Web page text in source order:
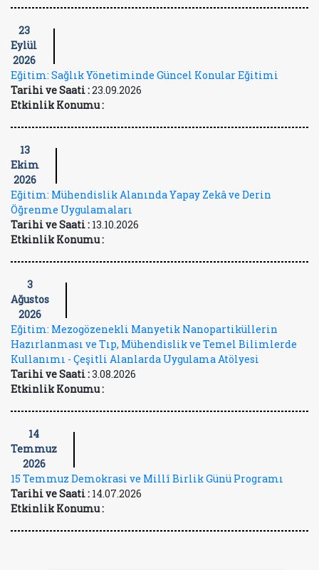
23
Eylül
2026
Eğitim: Sağlık Yönetiminde Güncel Konular Eğitimi
Tarihi ve Saati :23.09.2026
Etkinlik Konumu :
13
Ekim
2026
Eğitim: Mühendislik Alanında Yapay Zekâ ve Derin
Öğrenme Uygulamaları
Tarihi ve Saati : 13.10.2026
Etkinlik Konumu :
3
Ağustos
2026
Eğitim: Mezogözenekli Manyetik Nanopartiküllerin
Hazırlanması ve Tıp, Mühendislik ve Temel Bilimlerde
Kullanımı - Çeşitli Alanlarda Uygulama Atölyesi
Tarihi ve Saati :3.08.2026
Etkinlik Konumu :
14
Temmuz
2026
15 Temmuz Demokrasi ve Millî Birlik Günü Programı
Tarihi ve Saati : 14.07.2026
Etkinlik Konumu :